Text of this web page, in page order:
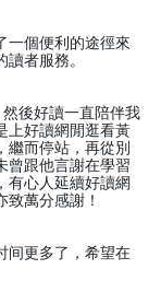
一個便利的途徑來
者服務。
後好讀一直陪伴我
上好讀網閒逛看黃
繼而停站，再從別
曾跟他言謝在學習
有心人延續好讀網
萬分感謝！
间更多了，希望在